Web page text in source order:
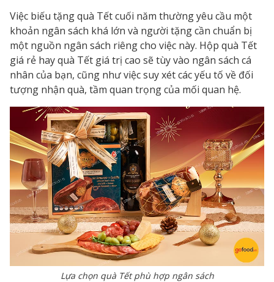
Việc biếu tặng quà Tết cuối năm thường yêu cầu một
khoản ngân sách khá lớn và người tặng cần chuẩn bị
một nguồn ngân sách riêng cho việc này. Hộp quà Tết
giá rẻ hayquà Tết giá trị cao sẽ tùy vào ngân sách cá
nhân của bạn, cũng như việc suy xét các yếu tố về đối
tượng nhận quà, tầm quan trọng của mối quan hệ.
Lựa chọn quà Tết phù hợp ngân sách